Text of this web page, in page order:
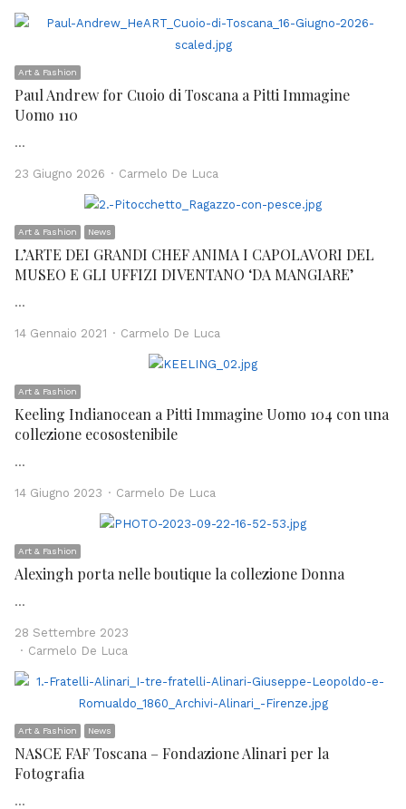
Art & Fashion
Paul Andrew for Cuoio di Toscana a Pitti Immagine
Uomo 110
…
23 Giugno 2026 Author
Carmelo De Luca
Art & Fashion News
L’ARTE DEI GRANDI CHEF ANIMA I CAPOLAVORI DEL
MUSEO E GLI UFFIZI DIVENTANO ‘DA MANGIARE’
…
14 Gennaio 2021 Author
Carmelo De Luca
Art & Fashion
Keeling Indianocean a Pitti Immagine Uomo 104 con una
collezione ecosostenibile
…
14 Giugno 2023 Author
Carmelo De Luca
Art & Fashion
Alexingh porta nelle boutique la collezione Donna
…
28 Settembre 2023
Author
Carmelo De Luca
Art & Fashion News
NASCE FAF Toscana – Fondazione Alinari per la
Fotografia
…